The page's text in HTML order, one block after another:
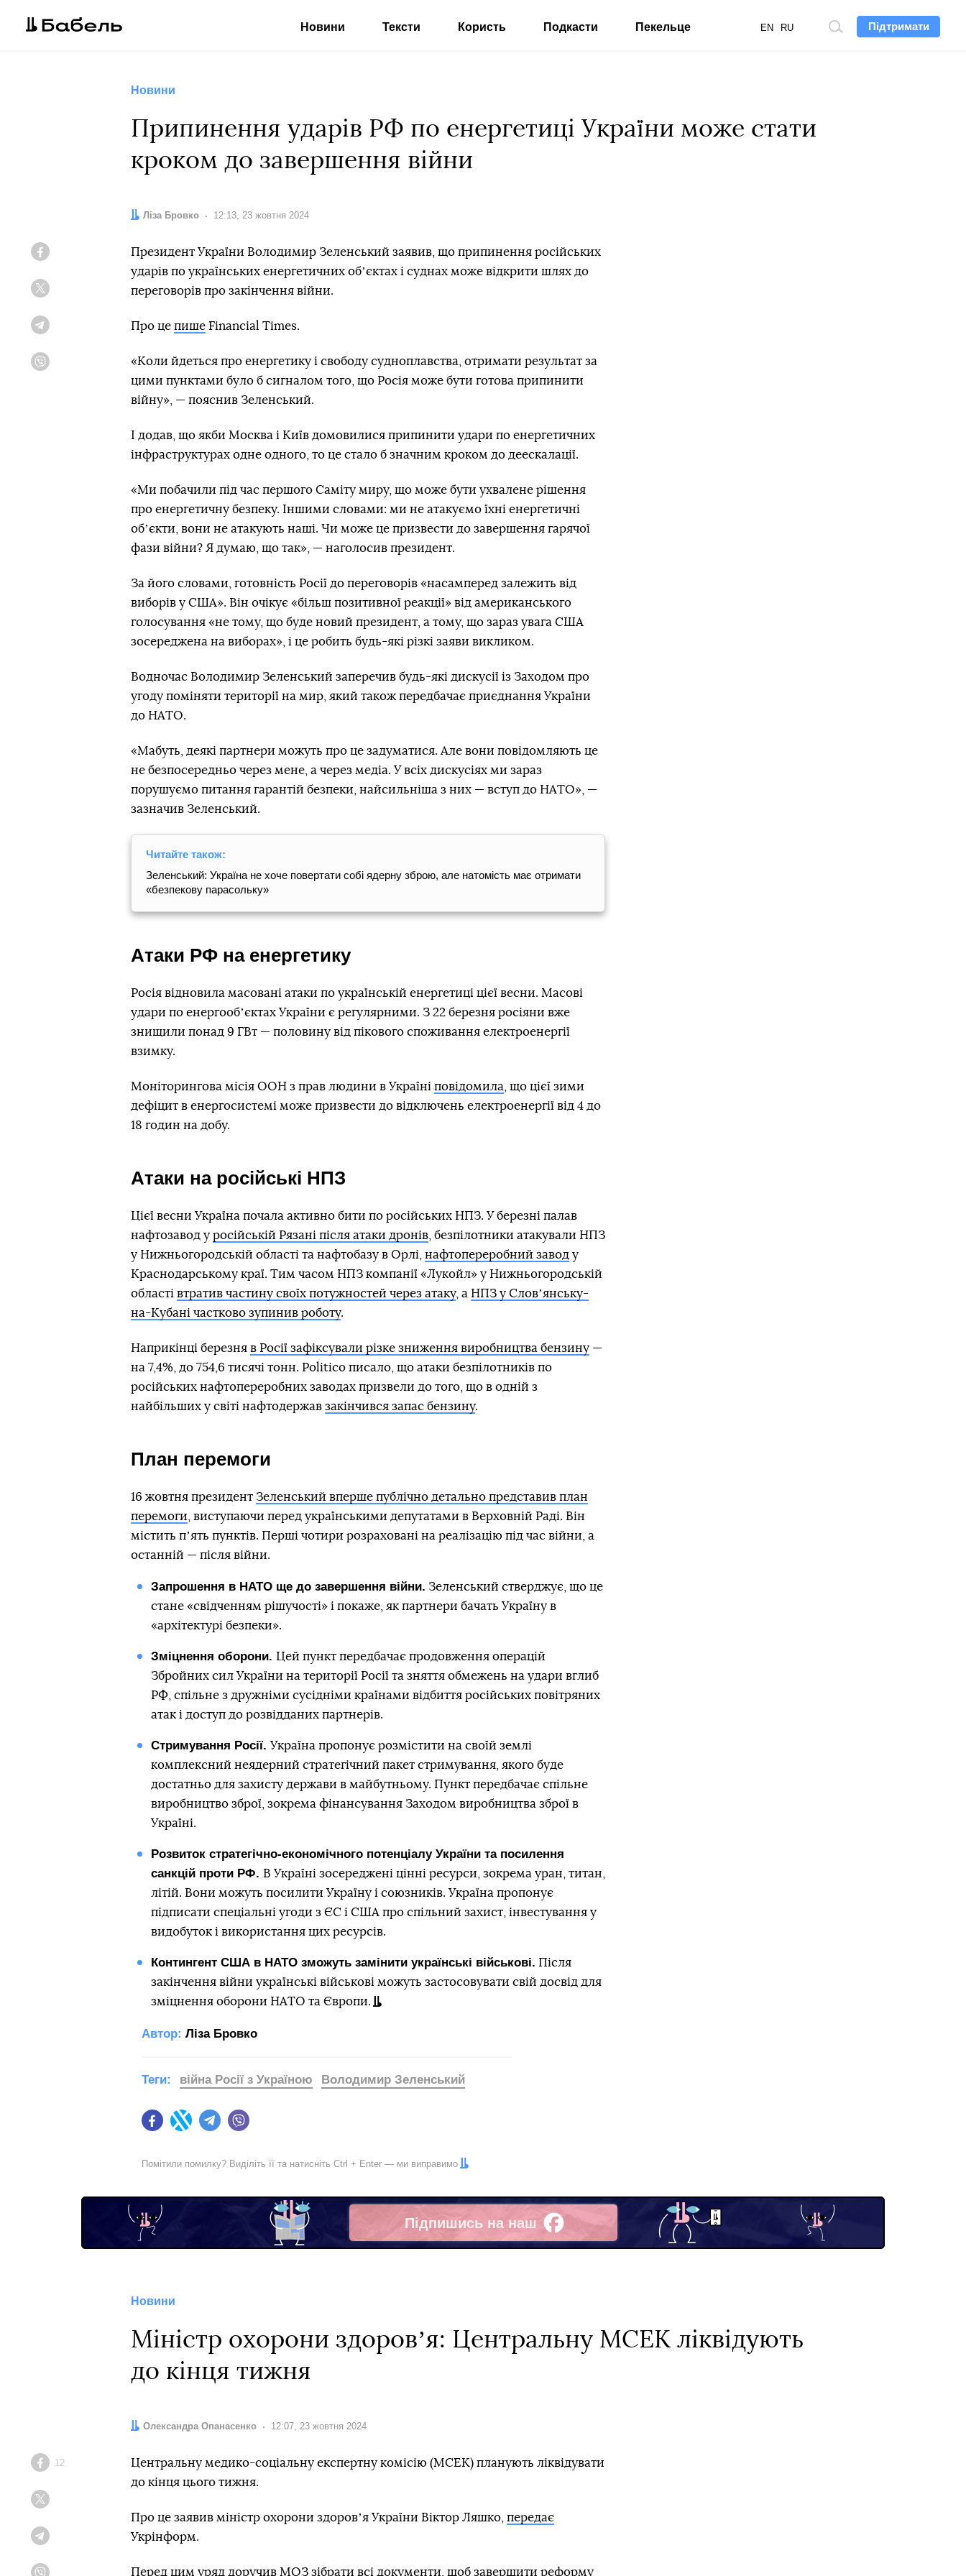
Підтримати
Пошук
EN RU
Новини Тексти Користь Подкасти Пекельце
Новини
Припинення ударів РФ по енергетиці України може стати
кроком до завершення війни
Автор:
Ліза Бровко Дата:
12:13, 23 жовтня 2024
Президент України Володимир Зеленський заявив, що припинення російських
ударів по українських енергетичних обʼєктах і суднах може відкрити шлях до
переговорів про закінчення війни.
Про це пише Financial Times.
«Коли йдеться про енергетику і свободу судноплавства, отримати результат за
цими пунктами було б сигналом того, що Росія може бути готова припинити
війну», — пояснив Зеленський.
І додав, що якби Москва і Київ домовилися припинити удари по енергетичних
інфраструктурах одне одного, то це стало б значним кроком до деескалації.
«Ми побачили під час першого Саміту миру, що може бути ухвалене рішення
про енергетичну безпеку. Іншими словами: ми не атакуємо їхні енергетичні
обʼєкти, вони не атакують наші. Чи може це призвести до завершення гарячої
фази війни? Я думаю, що так», — наголосив президент.
За його словами, готовність Росії до переговорів «насамперед залежить від
виборів у США». Він очікує «більш позитивної реакції» від американського
голосування «не тому, що буде новий президент, а тому, що зараз увага США
зосереджена на виборах», і це робить будь-які різкі заяви викликом.
Водночас Володимир Зеленський заперечив будь-які дискусії із Заходом про
угоду поміняти території на мир, який також передбачає приєднання України
до НАТО.
«Мабуть, деякі партнери можуть про це задуматися. Але вони повідомляють це
не безпосередньо через мене, а через медіа. У всіх дискусіях ми зараз
порушуємо питання гарантій безпеки, найсильніша з них — вступ до НАТО», —
зазначив Зеленський.
Читайте також:
Зеленський: Україна не хоче повертати собі ядерну зброю, але натомість має отримати
«безпекову парасольку»
Атаки РФ на енергетику
Росія відновила масовані атаки по українській енергетиці цієї весни. Масові
удари по енергообʼєктах України є регулярними. З 22 березня росіяни вже
знищили понад 9 ГВт — половину від пікового споживання електроенергії
взимку.
Моніторингова місія ООН з прав людини в Україні повідомила , що цієї зими
дефіцит в енергосистемі може призвести до відключень електроенергії від 4 до
18 годин на добу.
Атаки на російські НПЗ
Цієї весни Україна почала активно бити по російських НПЗ. У березні палав
нафтозавод у російській Рязані після атаки дронів , безпілотники атакували НПЗ
у Нижньогородській області та нафтобазу в Орлі, нафтопереробний завод у
Краснодарському краї. Тим часом НПЗ компанії «Лукойл» у Нижньогородській
області втратив частину своїх потужностей через атаку, а НПЗ у Словʼянську-
на-Кубані частково зупинив роботу.
Наприкінці березня в Росії зафіксували різке зниження виробництва бензину —
на 7,4%, до 754,6 тисячі тонн. Politico писало, що атаки безпілотників по
російських нафтопереробних заводах призвели до того, що в одній з
найбільших у світі нафтодержав закінчився запас бензину.
План перемоги
16 жовтня президент Зеленський вперше публічно детально представив план
перемоги , виступаючи перед українськими депутатами в Верховній Раді. Він
містить пʼять пунктів. Перші чотири розраховані на реалізацію під час війни, а
останній — після війни.
Запрошення в НАТО ще до завершення війни. Зеленський стверджує, що це
стане «свідченням рішучості» і покаже, як партнери бачать Україну в
«архітектурі безпеки».
Зміцнення оборони. Цей пункт передбачає продовження операцій
Збройних сил України на території Росії та зняття обмежень на удари вглиб
РФ, спільне з дружніми сусідніми країнами відбиття російських повітряних
атак і доступ до розвідданих партнерів.
Стримування Росії. Україна пропонує розмістити на своїй землі
комплексний неядерний стратегічний пакет стримування, якого буде
достатньо для захисту держави в майбутньому. Пункт передбачає спільне
виробництво зброї, зокрема фінансування Заходом виробництва зброї в
Україні.
Розвиток стратегічно-економічного потенціалу України та посилення
санкцій проти РФ. В Україні зосереджені цінні ресурси, зокрема уран, титан,
літій. Вони можуть посилити Україну і союзників. Україна пропонує
підписати спеціальні угоди з ЄС і США про спільний захист, інвестування у
видобуток і використання цих ресурсів.
Контингент США в НАТО зможуть замінити українські військові. Після
закінчення війни українські військові можуть застосовувати свій досвід для
зміцнення оборони НАТО та Європи.
Автор: Ліза Бровко
FacebookTwitter Telegram
Теги: війна Росії з Україною Володимир Зеленський
Помітили помилку? Виділіть її та натисніть Ctrl + Enter — ми виправимо
Підпишись на наш
Facebook
Новини
Міністр охорони здоровʼя: Центральну МСЕК ліквідують
до кінця тижня
Автор:
Олександра Опанасенко Дата:
12:07, 23 жовтня 2024
Facebook
12
Центральну медико-соціальну експертну комісію (МСЕК) планують ліквідувати
до кінця цього тижня.
Про це заявив міністр охорони здоровʼя України Віктор Ляшко, передає
Укрінформ.
Перед цим уряд доручив МОЗ зібрати всі документи, щоб завершити реформу